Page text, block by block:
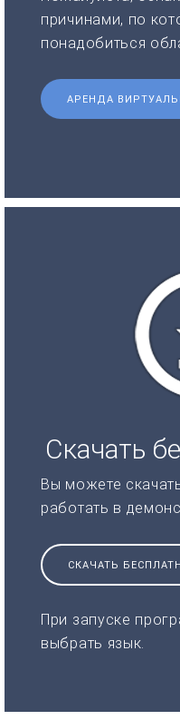
причинами, по
понадобиться
АРЕНДА
Скачать
Вы можете
работать в
СКАЧАТЬ
При запуске
выбрать язык.